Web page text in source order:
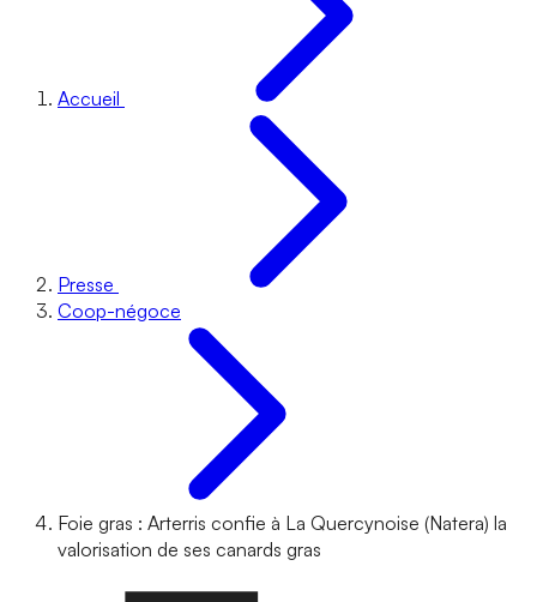
Accueil
Presse
Coop-négoce
Foie gras : Arterris confie à La Quercynoise (Natera) la
valorisation de ses canards gras